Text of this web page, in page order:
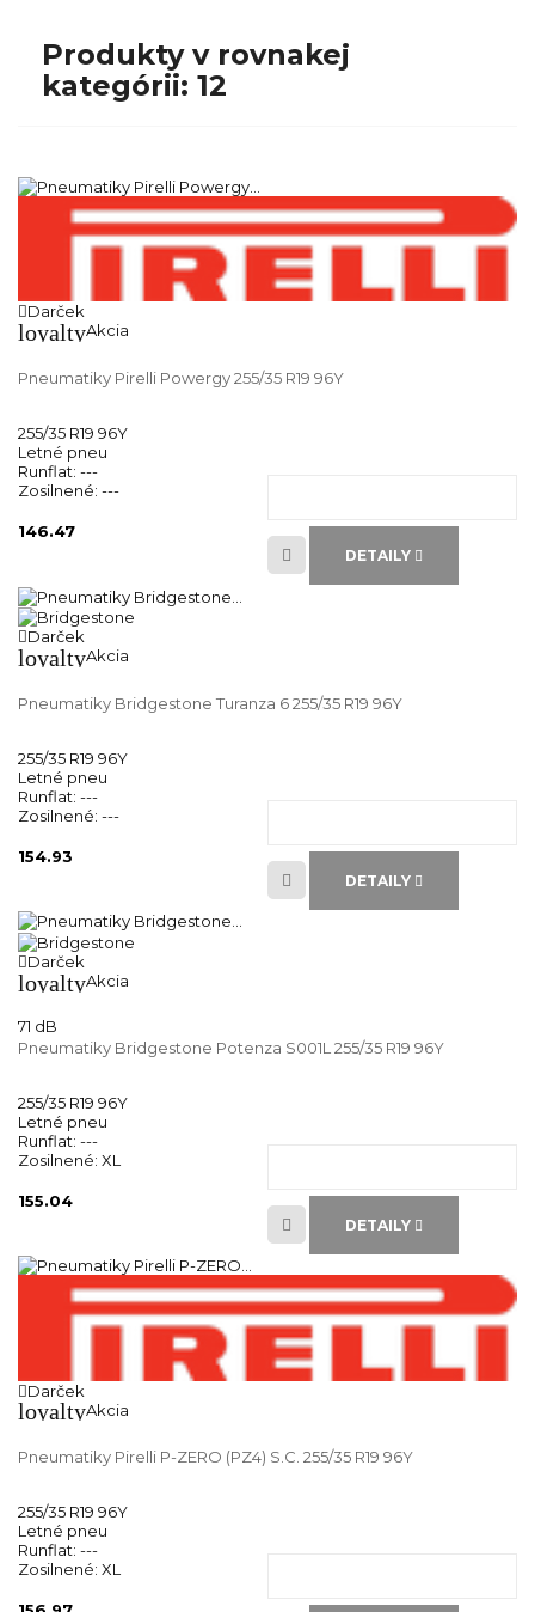
Produkty v rovnakej
kategórii: 12
Darček
loyaltyAkcia
Pneumatiky Pirelli Powergy 255/35 R19 96Y
255/35 R19 96Y
Letné pneu
Runflat: ---
Zosilnené: ---
146.47
DETAILY
Darček
loyaltyAkcia
Pneumatiky Bridgestone Turanza 6 255/35 R19 96Y
255/35 R19 96Y
Letné pneu
Runflat: ---
Zosilnené: ---
154.93
DETAILY
Darček
loyaltyAkcia
71 dB
Pneumatiky Bridgestone Potenza S001L 255/35 R19 96Y
255/35 R19 96Y
Letné pneu
Runflat: ---
Zosilnené: XL
155.04
DETAILY
Darček
loyaltyAkcia
Pneumatiky Pirelli P-ZERO (PZ4) S.C. 255/35 R19 96Y
255/35 R19 96Y
Letné pneu
Runflat: ---
Zosilnené: XL